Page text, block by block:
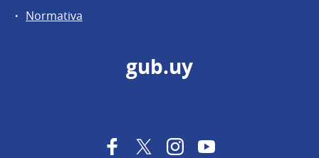
Normativa
gub.uy
FacebookTwitterInstagramYouTube